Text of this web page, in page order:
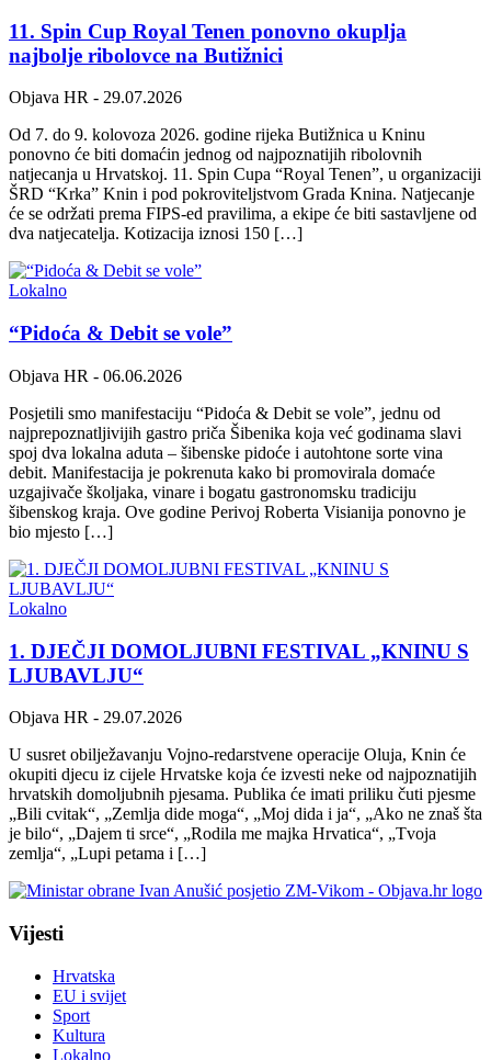
11. Spin Cup Royal Tenen ponovno okuplja
najbolje ribolovce na Butižnici
Objava HR - 29.07.2026
Od 7. do 9. kolovoza 2026. godine rijeka Butižnica u Kninu
ponovno će biti domaćin jednog od najpoznatijih ribolovnih
natjecanja u Hrvatskoj. 11. Spin Cupa “Royal Tenen”, u organizaciji
ŠRD “Krka” Knin i pod pokroviteljstvom Grada Knina. Natjecanje
će se održati prema FIPS-ed pravilima, a ekipe će biti sastavljene od
dva natjecatelja. Kotizacija iznosi 150 […]
Lokalno
“Pidoća & Debit se vole”
Objava HR - 06.06.2026
Posjetili smo manifestaciju “Pidoća & Debit se vole”, jednu od
najprepoznatljivijih gastro priča Šibenika koja već godinama slavi
spoj dva lokalna aduta – šibenske pidoće i autohtone sorte vina
debit. Manifestacija je pokrenuta kako bi promovirala domaće
uzgajivače školjaka, vinare i bogatu gastronomsku tradiciju
šibenskog kraja. Ove godine Perivoj Roberta Visianija ponovno je
bio mjesto […]
Lokalno
1. DJEČJI DOMOLJUBNI FESTIVAL „KNINU S
LJUBAVLJU“
Objava HR - 29.07.2026
U susret obilježavanju Vojno-redarstvene operacije Oluja, Knin će
okupiti djecu iz cijele Hrvatske koja će izvesti neke od najpoznatijih
hrvatskih domoljubnih pjesama. Publika će imati priliku čuti pjesme
„Bili cvitak“, „Zemlja dide moga“, „Moj dida i ja“, „Ako ne znaš šta
je bilo“, „Dajem ti srce“, „Rodila me majka Hrvatica“, „Tvoja
zemlja“, „Lupi petama i […]
Vijesti
Hrvatska
EU i svijet
Sport
Kultura
Lokalno